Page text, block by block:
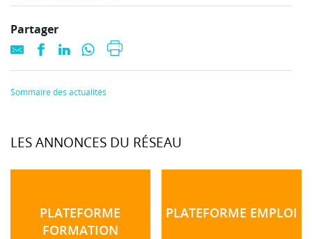
Partager
Sommaire des actualités
LES ANNONCES DU RÉSEAU
PLATEFORME
FORMATION
PLATEFORME EMPLOI